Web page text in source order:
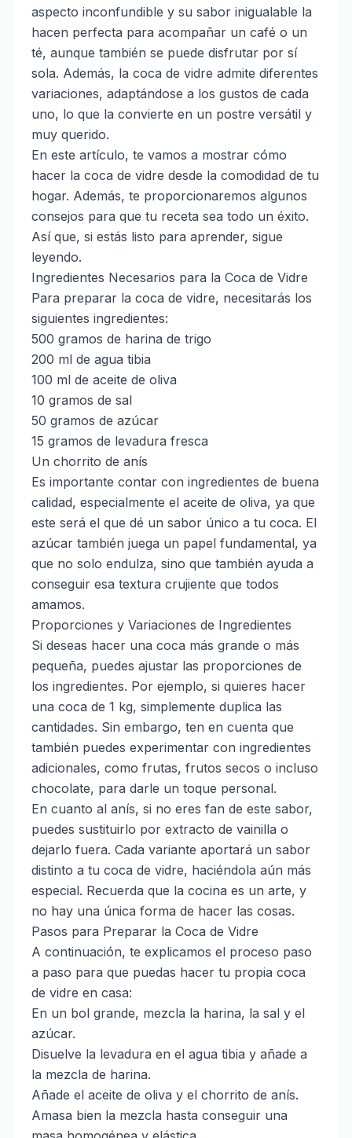
aspecto inconfundible y su sabor inigualable la
hacen perfecta para acompañar un café o un
té, aunque también se puede disfrutar por sí
sola. Además, la coca de vidre admite diferentes
variaciones, adaptándose a los gustos de cada
uno, lo que la convierte en un postre versátil y
muy querido.
En este artículo, te vamos a mostrar cómo
hacer la coca de vidre desde la comodidad de tu
hogar. Además, te proporcionaremos algunos
consejos para que tu receta sea todo un éxito.
Así que, si estás listo para aprender, sigue
leyendo.
Ingredientes Necesarios para la Coca de Vidre
Para preparar la coca de vidre, necesitarás los
siguientes ingredientes:
500 gramos de harina de trigo
200 ml de agua tibia
100 ml de aceite de oliva
10 gramos de sal
50 gramos de azúcar
15 gramos de levadura fresca
Un chorrito de anís
Es importante contar con ingredientes de buena
calidad, especialmente el aceite de oliva, ya que
este será el que dé un sabor único a tu coca. El
azúcar también juega un papel fundamental, ya
que no solo endulza, sino que también ayuda a
conseguir esa textura crujiente que todos
amamos.
Proporciones y Variaciones de Ingredientes
Si deseas hacer una coca más grande o más
pequeña, puedes ajustar las proporciones de
los ingredientes. Por ejemplo, si quieres hacer
una coca de 1 kg, simplemente duplica las
cantidades. Sin embargo, ten en cuenta que
también puedes experimentar con ingredientes
adicionales, como frutas, frutos secos o incluso
chocolate, para darle un toque personal.
En cuanto al anís, si no eres fan de este sabor,
puedes sustituirlo por extracto de vainilla o
dejarlo fuera. Cada variante aportará un sabor
distinto a tu coca de vidre, haciéndola aún más
especial. Recuerda que la cocina es un arte, y
no hay una única forma de hacer las cosas.
Pasos para Preparar la Coca de Vidre
A continuación, te explicamos el proceso paso
a paso para que puedas hacer tu propia coca
de vidre en casa:
En un bol grande, mezcla la harina, la sal y el
azúcar.
Disuelve la levadura en el agua tibia y añade a
la mezcla de harina.
Añade el aceite de oliva y el chorrito de anís.
Amasa bien la mezcla hasta conseguir una